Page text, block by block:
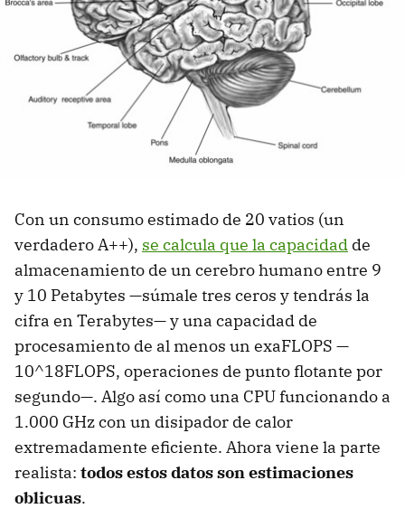
Con un consumo estimado de 20 vatios (un
verdadero A++), se calcula que la capacidad de
almacenamiento de un cerebro humano entre 9
y 10 Petabytes —súmale tres ceros y tendrás la
cifra en Terabytes— y una capacidad de
procesamiento de al menos un exaFLOPS —
10^18FLOPS, operaciones de punto flotante por
segundo—. Algo así como una CPU funcionando a
1.000 GHz con un disipador de calor
extremadamente eficiente. Ahora viene la parte
realista: todos estos datos son estimaciones
oblicuas.